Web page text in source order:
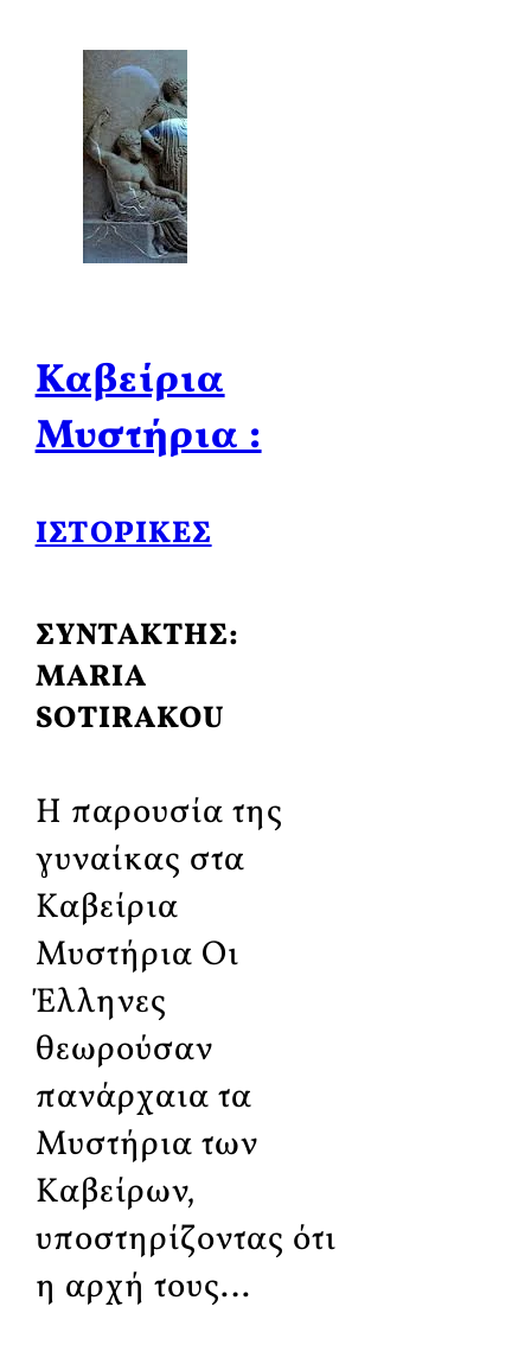
Καβείρια
Μυστήρια :
ΙΣΤΟΡΙΚΈΣ
ΣΥΝΤΑΚΤΗΣ:
MARIA
SOTIRAKOU
Η παρουσία της
γυναίκας στα
Καβείρια
Μυστήρια Οι
Έλληνες
θεωρούσαν
πανάρχαια τα
Μυστήρια των
Καβείρων,
υποστηρίζοντας ότι
η αρχή τους…